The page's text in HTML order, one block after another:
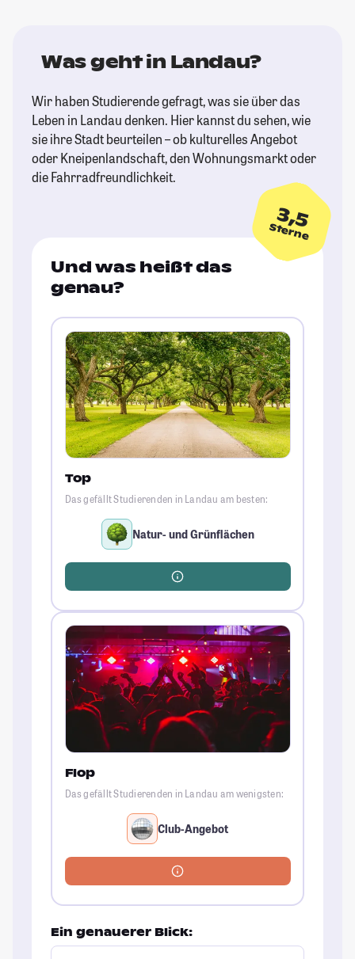
Was geht in Landau?
Wir haben Studierende gefragt, was sie über das
Leben in Landau denken. Hier kannst du sehen, wie
sie ihre Stadt beurteilen – ob kulturelles Angebot
oder Kneipenlandschaft, den Wohnungsmarkt oder
die Fahrradfreundlichkeit.
3,5
Sterne
Und was heißt das
genau?
Top
Das gefällt Studierenden in Landau am besten:
Natur- und Grünflächen
Flop
Das gefällt Studierenden in Landau am wenigsten:
Club-Angebot
Ein genauerer Blick: